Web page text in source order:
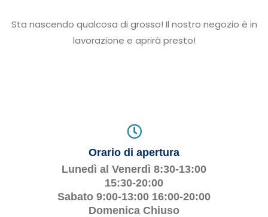
Sta nascendo qualcosa di grosso! Il nostro negozio è in
lavorazione e aprirà presto!
Orario di apertura
Lunedì al Venerdì 8:30-13:00
15:30-20:00
Sabato 9:00-13:00 16:00-20:00
Domenica Chiuso